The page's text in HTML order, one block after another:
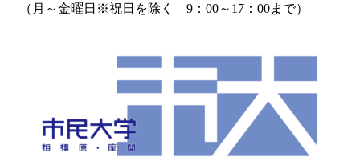
（月～金曜日※祝日を除く 9：00～17：00まで）